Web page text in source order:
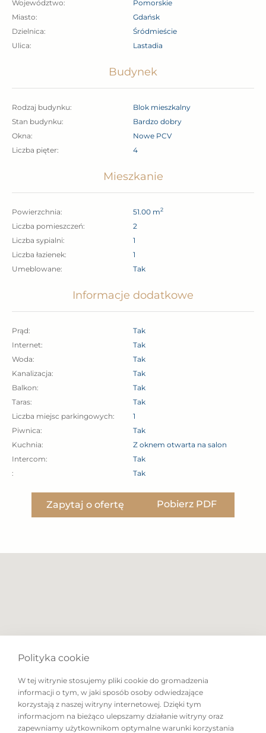
turystycznych miasta.
banki i galerie sztuki. Zaledwie kilka minut od głównych
atrakcji miasta.
Bardzodobra dostępność do komunikacji miejskiej –
bliskość przystanków to ułatwienie, które pomoże
dotrzeć w każdy zakątek Gdańska oraz całego
Trójmiasta.
Do mieszkania przynależymiejsce postojowe
w podziemnej hali garażowej budynku
dodatkowo.
Cena najmu to 2 900 zł plus opłaty – ok. 950 zł + prąd
wg zużycia.
Preferowany najem długoterminowy lub jest możliwy
krótszy okres.
Niniejsze ogłoszenie nie stanowi oferty handlowej
w rozumieniu art. 66 §1 Kodeksu cywilnego i ma
charakter wyłącznie informacyjny. Wszelkie dane
dotyczące nieruchomości uzyskano na podstawie
oświadczeń właściciela. Prezentacja nieruchomości
Województwo:
pomorskie
Miasto:
Gdańsk
Dzielnica:
Śródmieście
Ulica:
Lastadia
Budynek
Rodzaj budynku:
Blok mieszkalny
Stan budynku:
bardzo dobry
Okna:
nowe PCV
Liczba pięter:
4
Mieszkanie
Powierzchnia: 51.00 m2
Liczba pomieszczeń:
2
Liczba sypialni:
1
Liczba łazienek:
1
Umeblowane:
Tak
Informacje dodatkowe
Prąd:
Tak
Internet:
Tak
Woda:
Tak
Kanalizacja:
Tak
Balkon:
Tak
Taras:
Tak
Liczba miejsc parkingowych:
1
Piwnica:
Tak
Kuchnia:
Z oknem otwarta na salon
Intercom:
Tak
:
Tak
Zapytaj o ofertę Pobierz PDF
Polityka cookie
W tej witrynie stosujemy pliki cookie do gromadzenia
informacji o tym, w jaki sposób osoby odwiedzające
korzystają z naszej witryny internetowej. Dzięki tym
informacjom na bieżąco ulepszamy działanie witryny oraz
zapewniamy użytkownikom optymalne warunki korzystania